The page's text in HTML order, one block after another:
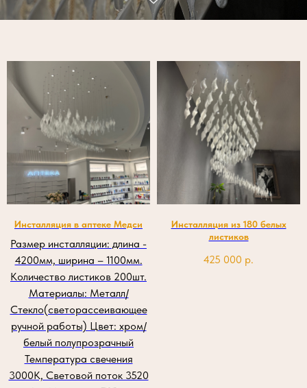
Инсталляция в аптеке Медси
Размер инсталляции: длина -
4200мм, ширина – 1100мм.
Количество листиков 200шт.
Материалы: Металл/
Стекло(светорассеивающее
ручной работы) Цвет: хром/
белый полупрозрачный
Температура свечения
3000К, Световой поток 3520
Инсталляция из 180 белых
листиков
425 000 р.